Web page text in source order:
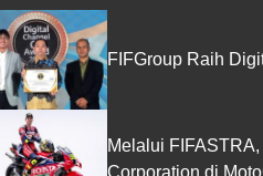
FIFGroup Raih
Melalui
Corporation di